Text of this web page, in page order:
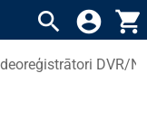
search account_circle shopping_cart
DVR/